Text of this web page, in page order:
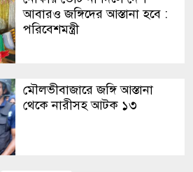
আবারও জঙ্গিদের আস্তানা হবে :
পরিবেশমন্ত্রী
মৌলভীবাজারে জঙ্গি আস্তানা
থেকে নারীসহ আটক ১৩